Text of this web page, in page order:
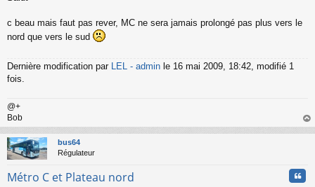
s
g
o
n
u
c beau mais faut pas rever, MC ne sera jamais prolongé pas plus vers le
nord que vers le sud
Dernière modification par LEL - admin le 16 mai 2009, 18:42, modifié 1
fois.
@+
Bob
au
bus64
Régulateur
Métro C et Plateau nord